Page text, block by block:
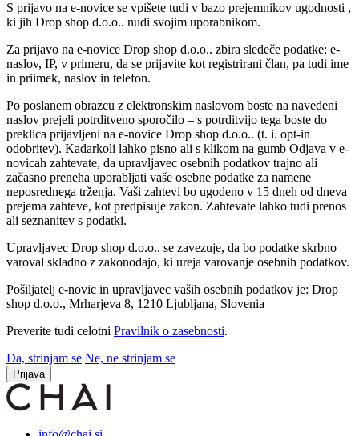
S prijavo na e-novice se vpišete tudi v bazo prejemnikov ugodnosti ,
ki jih Drop shop d.o.o.. nudi svojim uporabnikom.
Za prijavo na e-novice Drop shop d.o.o.. zbira sledeče podatke: e-
naslov, IP, v primeru, da se prijavite kot registrirani član, pa tudi ime
in priimek, naslov in telefon.
Po poslanem obrazcu z elektronskim naslovom boste na navedeni
naslov prejeli potrditveno sporočilo – s potrditvijo tega boste do
preklica prijavljeni na e-novice Drop shop d.o.o.. (t. i. opt-in
odobritev). Kadarkoli lahko pisno ali s klikom na gumb Odjava v e-
novicah zahtevate, da upravljavec osebnih podatkov trajno ali
začasno preneha uporabljati vaše osebne podatke za namene
neposrednega trženja. Vaši zahtevi bo ugodeno v 15 dneh od dneva
prejema zahteve, kot predpisuje zakon. Zahtevate lahko tudi prenos
ali seznanitev s podatki.
Upravljavec Drop shop d.o.o.. se zavezuje, da bo podatke skrbno
varoval skladno z zakonodajo, ki ureja varovanje osebnih podatkov.
Pošiljatelj e-novic in upravljavec vaših osebnih podatkov je: Drop
shop d.o.o., Mrharjeva 8, 1210 Ljubljana, Slovenia
Preverite tudi celotni Pravilnik o zasebnosti.
Da, strinjam se Ne, ne strinjam se
Prijava